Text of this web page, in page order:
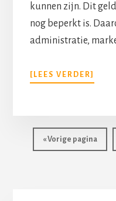
kunnen zijn. Dit
nog beperkt is.
administratie,
[LEES VERDER]
« Vorige pagina